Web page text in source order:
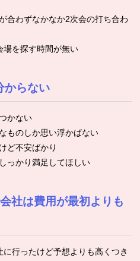
合わずなかなか2次会の打ち合わ
場を探す時間が無い
からない
かない
ものしか思い浮かばない
ど不安ばかり
っかり満足してほしい
社は費用が最初よりも
行ったけど予想よりも高くつき